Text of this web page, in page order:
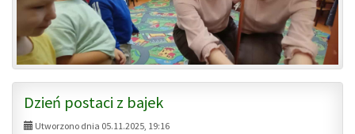
Dzień postaci z bajek
Utworzono dnia 05.11.2025, 19:16